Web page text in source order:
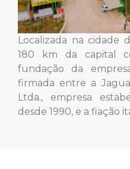
Localizada na cidade
180 km da capital
fundação da
firmada entre a
Ltda., empresa
desde 1990, e a fiação